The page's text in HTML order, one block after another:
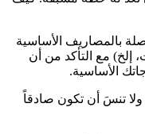
بالمصاريف الأساسية
إلخ) مع التأكد من أن
الأساسية.
ولا تنسَ أن تكون صادقاً